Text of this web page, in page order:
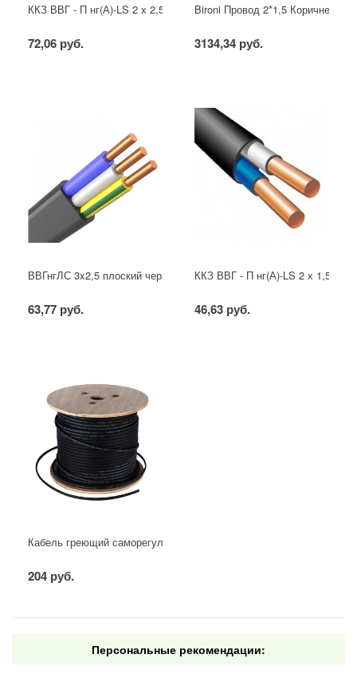
ККЗ ВВГ - П нг(А)-LS 2 х 2,5 ГОСТ
72,06 руб.
Bironi Провод 2*1,5 Коричневый
3134,34 руб.
ВВГнгЛС 3x2,5 плоский черный
63,77 руб.
ККЗ ВВГ - П нг(А)-LS 2 х 1,5
46,63 руб.
Кабель греющий саморегулирующийся для труб, водостоков,
204 руб.
Персональные рекомендации: